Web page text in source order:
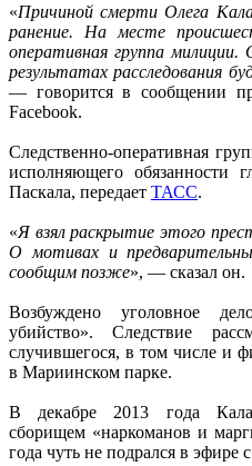
«Причиной смерти Олега
ранение. На месте
оперативная группа
результатах расследования
— говорится в сообщении
Facebook.
Следственно-оперативная
исполняющего
Паскала, передает ТАСС.
«Я взял раскрытие этого
О мотивах и
сообщим позже», — сказал он.
Возбуждено уголовное
убийство». Следствие
случившегося, в том числе и
в Мариинском парке.
В декабре 2013 года
сборищем «наркоманов и
года чуть не подрался в